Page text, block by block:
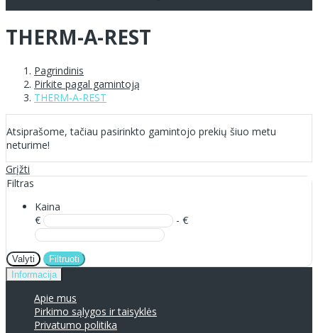
THERM-A-REST
Pagrindinis
Pirkite pagal gamintoją
THERM-A-REST
Atsiprašome, tačiau pasirinkto gamintojo prekių šiuo metu
neturime!
Grįžti
Filtras
Kaina
€
- €
Valyti
Filtruoti
Informacija
Apie mus
Pirkimo sąlygos ir taisyklės
Privatumo politika